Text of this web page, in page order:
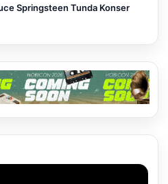
Springsteen Tunda Konser